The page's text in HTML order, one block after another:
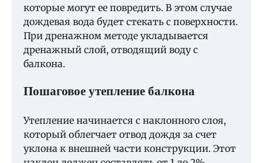
которые могут ее повредить. В этом случае
дождевая вода будет стекать с поверхности.
При дренажном методе укладывается
дренажный слой, отводящий воду с
балкона.
Пошаговое утепление балкона
Утепление начинается с наклонного слоя,
который облегчает отвод дождя за счет
уклона к внешней части конструкции. Этот